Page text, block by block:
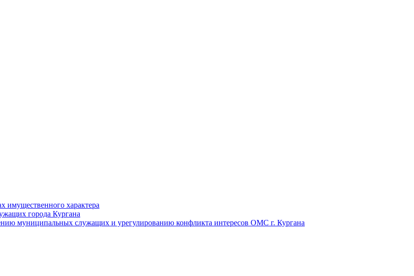
имущественного характера
города Кургана
муниципальных служащих и урегулированию конфликта интересов ОМС г. Кургана